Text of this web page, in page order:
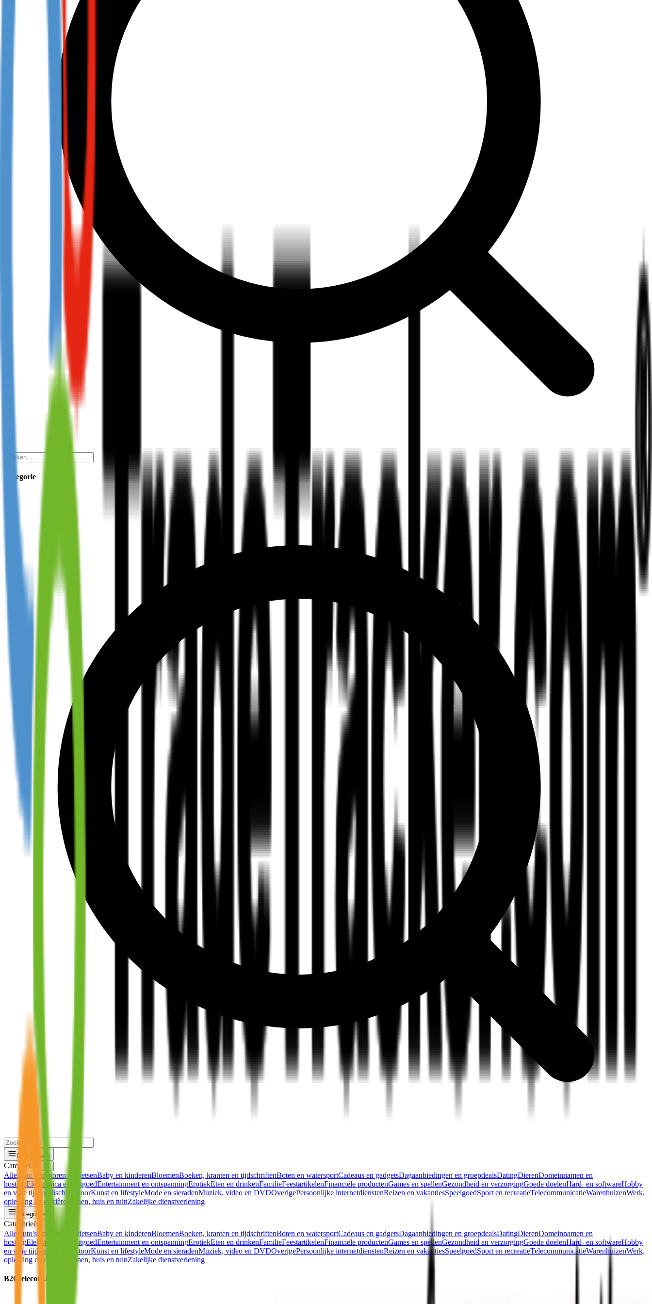
Categorie
Categorieën
Categorieën
Alle Auto's, motoren en fietsenBaby en kinderenBloemenBoeken, kranten en tijdschriftenBoten en watersportCadeaus en gadgetsDagaanbiedingen en groepdealsDatingDierenDomeinnamen en
hostingElektronica en witgoedEntertainment en ontspanningErotiekEten en drinkenFamilieFeestartikelenFinanciële productenGames en spellenGezondheid en verzorgingGoede doelenHard- en softwareHobby
en vrije tijd
JuridischKantoorKunst en lifestyleMode en sieradenMuziek, video en DVDOverigePersoonlijke internetdienstenReizen en vakantiesSpeelgoedSport en recreatieTelecommunicatieWarenhuizenWerk,
opleiding en carrière Wonen, huis en tuinZakelijke dienstverlening
Categorieën
Categorieën
Alle Auto's, motoren en fietsenBaby en kinderenBloemenBoeken, kranten en tijdschriftenBoten en watersportCadeaus en gadgetsDagaanbiedingen en groepdealsDatingDierenDomeinnamen en
hostingElektronica en witgoedEntertainment en ontspanningErotiekEten en drinkenFamilieFeestartikelenFinanciële productenGames en spellenGezondheid en verzorgingGoede doelenHard- en softwareHobby
en vrije tijd Juridisch KantoorKunst en lifestyleMode en sieradenMuziek, video en DVDOverigePersoonlijke internetdienstenReizen en vakantiesSpeelgoedSport en recreatieTelecommunicatieWarenhuizenWerk,
opleiding en carrière
Wonen, huis en tuinZakelijke dienstverlening
B2Ctelecom.nl